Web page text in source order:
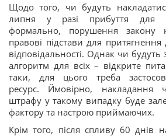
Щодо того, чи будуть
липня у разі прибуття для
формально, порушення закону
правові підстави для притягнення
відповідальності. Однак чи будуть
алгоритм для всіх – відкрите
таки, для цього треба
ресурс. Ймовірно, накладання
штрафу у такому випадку буде
фактору та настрою приймаючих.
Крім того, після спливу 60 днів